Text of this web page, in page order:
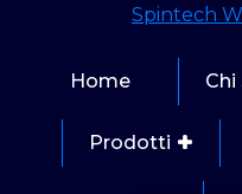
Spintech
Home Chi
Prodotti